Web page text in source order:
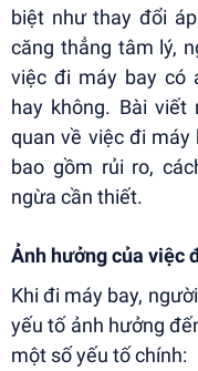
biệt như thay đổi
căng thẳng tâm lý,
việc đi máy bay có
hay không. Bài
quan về việc đi máy
bao gồm rủi ro,
ngừa cần thiết.
Ảnh hưởng của việc
Khi đi máy bay,
yếu tố ảnh hưởng
một số yếu tố chính: